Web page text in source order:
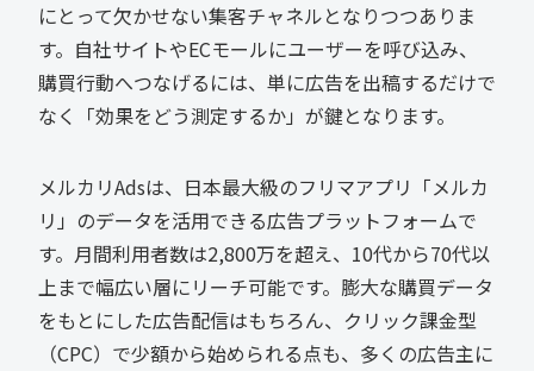
にとって欠かせない集客チャネルとなりつつありま
す。自社サイトやECモールにユーザーを呼び込み、
購買行動へつなげるには、単に広告を出稿するだけで
なく「効果をどう測定するか」が鍵となります。
メルカリAdsは、日本最大級のフリマアプリ「メルカ
リ」のデータを活用できる広告プラットフォームで
す。月間利用者数は2,800万を超え、10代から70代以
上まで幅広い層にリーチ可能です。膨大な購買データ
をもとにした広告配信はもちろん、クリック課金型
（CPC）で少額から始められる点も、多くの広告主に